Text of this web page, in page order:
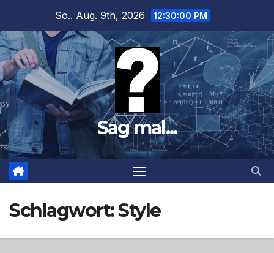
springen
So.. Aug. 9th, 2026 12:30:01 PM
Sag mal...
Schlagwort:Style